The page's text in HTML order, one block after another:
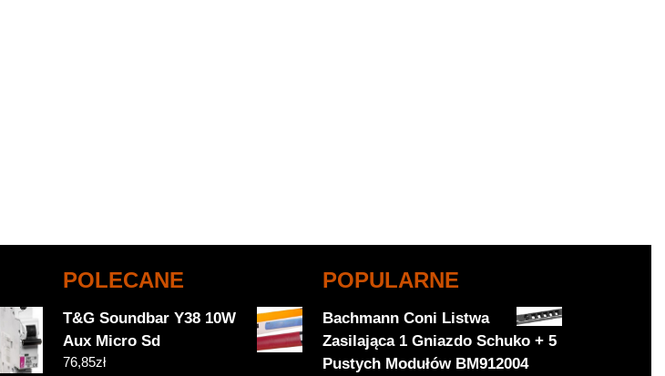
POLECANE
T&G Soundbar Y38 10W
Aux Micro Sd
76,85zł
POPULARNE
Bachmann Coni Listwa
Zasilająca 1 Gniazdo Schuko + 5
Pustych Modułów BM912004